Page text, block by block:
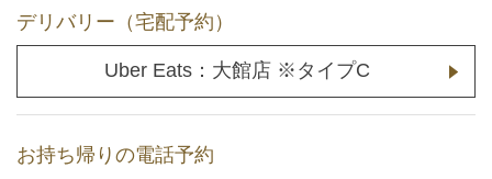
店舗用地に関するお問い合わせ
採用情報
企業情報
デリバリー（宅配予約）
Uber Eats：大館店 ※タイプC
お持ち帰りの電話予約